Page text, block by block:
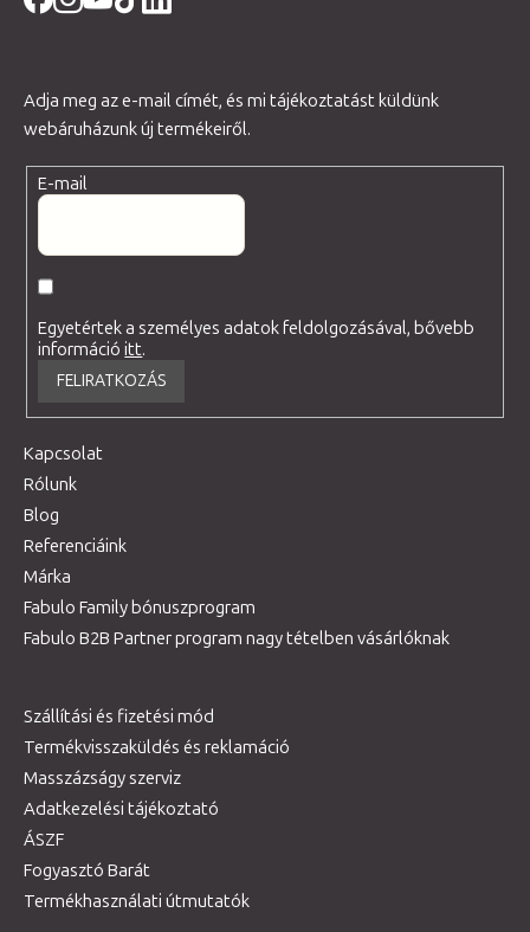
Adja meg az e-mail címét, és mi tájékoztatást küldünk
webáruházunk új termékeiről.
E-mail
Egyetértek a személyes adatok feldolgozásával, bővebb
információitt.
FELIRATKOZÁS
Kapcsolat
Rólunk
Blog
Referenciáink
Márka
Fabulo Family bónuszprogram
Fabulo B2B Partner program nagy tételben vásárlóknak
Szállítási és fizetési mód
Termékvisszaküldés és reklamáció
Masszázságy szerviz
Adatkezelési tájékoztató
ÁSZF
Fogyasztó Barát
Termékhasználati útmutatók